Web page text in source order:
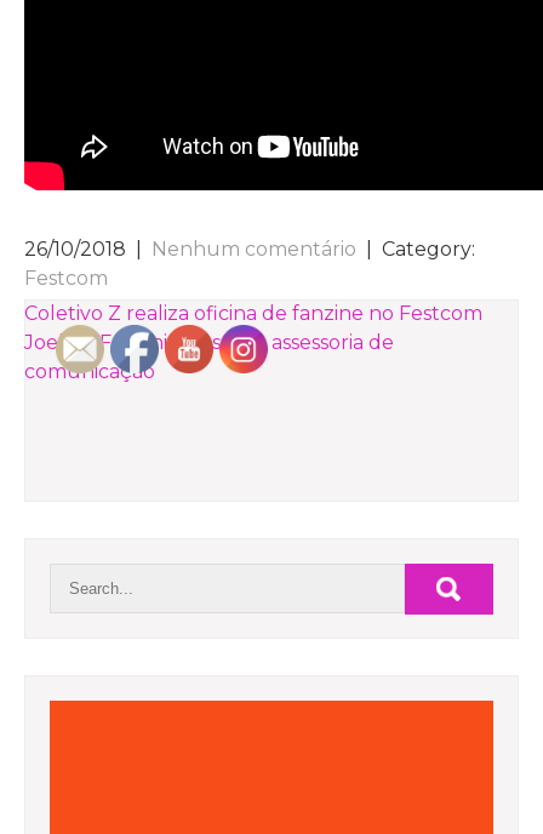
26/10/2018 Nenhum comentário
| Category:
Festcom
NAVEGAÇÃO
DE
POST
Coletivo Z realiza oficina de fanzine no Festcom
Joelma Fachini fala sobre assessoria de
comunicação